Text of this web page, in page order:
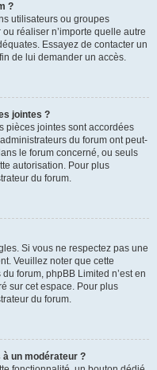
?
utilisateurs ou groupes
réaliser n’importe quelle autre
Essayez de contacter un
de lui demander un accès.
jointes ?
pièces jointes sont accordées
du forum ont peut-
le forum concerné, ou seuls
autorisation. Pour plus
du forum.
Si vous ne respectez pas une
Veuillez noter que cette
forum, phpBB Limited n’est en
sur cet espace. Pour plus
du forum.
un modérateur ?